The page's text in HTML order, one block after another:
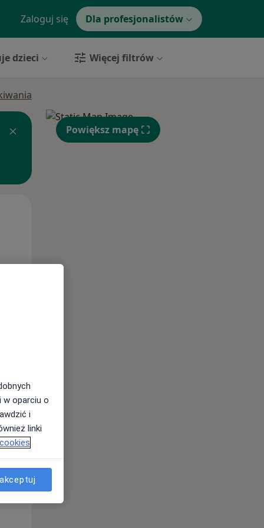
Zaloguj się Dla profesjonalistów
dzieci Więcej filtrów
Śr,
12 Sie
Powiększ mapę
w oparciu o
i
linki